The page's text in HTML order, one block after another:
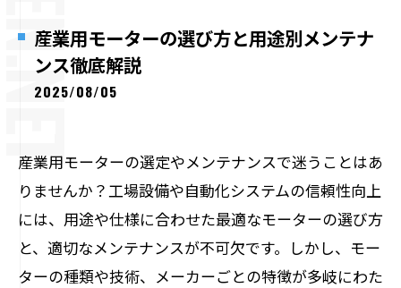
産業用モーターの選び方と用途別メンテナ
ンス徹底解説
2025/08/05
産業用モーターの選定やメンテナンスで迷うことはあ
りませんか？工場設備や自動化システムの信頼性向上
には、用途や仕様に合わせた最適なモーターの選び方
と、適切なメンテナンスが不可欠です。しかし、モー
ターの種類や技術、メーカーごとの特徴が多岐にわた